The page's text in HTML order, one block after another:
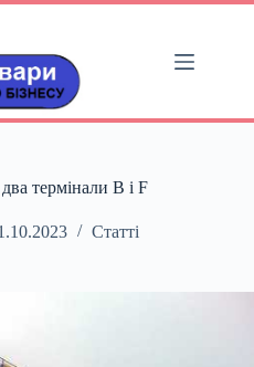
термінали B і F
Статті